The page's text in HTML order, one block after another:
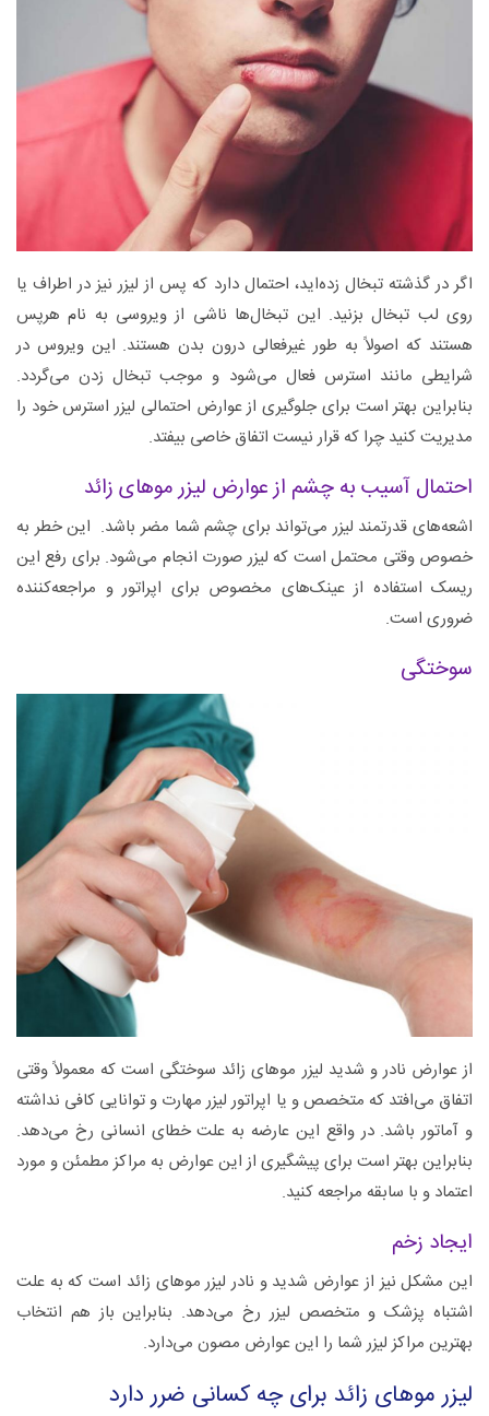
اگر در گذشته تبخال زده‌اید، احتمال دارد که پس از لیزر نیز در اطراف یا
روی لب تبخال بزنید. این تبخال‌ها ناشی از ویروسی به نام هرپس
هستند که اصولاً به طور غیرفعالی درون بدن هستند. این ویروس در
شرایطی مانند استرس فعال می‌شود و موجب تبخال زدن می‌گردد.
بنابراین بهتر است برای جلوگیری از عوارض احتمالی لیزر استرس خود را
مدیریت کنید چرا که قرار نیست اتفاق خاصی بیفتد.
احتمال آسیب به چشم از عوارض لیزر موهای زائد
اشعه‌های قدرتمند لیزر می‌تواند برای چشم شما مضر باشد. این خطر به
خصوص وقتی محتمل است که لیزر صورت انجام می‌شود. برای رفع این
ریسک استفاده از عینک‌های مخصوص برای اپراتور و مراجعه‌کننده
ضروری است.
سوختگی
از عوارض نادر و شدید لیزر موهای زائد سوختگی است که معمولاً‌ وقتی
اتفاق می‌افتد که متخصص و یا اپراتور لیزر مهارت و توانایی کافی نداشته
و آماتور باشد. در واقع این عارضه به علت خطای انسانی رخ می‌دهد.
بنابراین بهتر است برای پیشگیری از این عوارض به مراکز مطمئن و مورد
اعتماد و با سابقه مراجعه کنید.
ایجاد زخم
این مشکل نیز از عوارض شدید و نادر لیزر موهای زائد است که به علت
اشتباه پزشک و متخصص لیزر رخ می‌دهد. بنابراین باز هم انتخاب
بهترین مراکز لیزر شما را این عوارض مصون می‌دارد.
لیزر موهای زائد برای چه کسانی ضرر دارد